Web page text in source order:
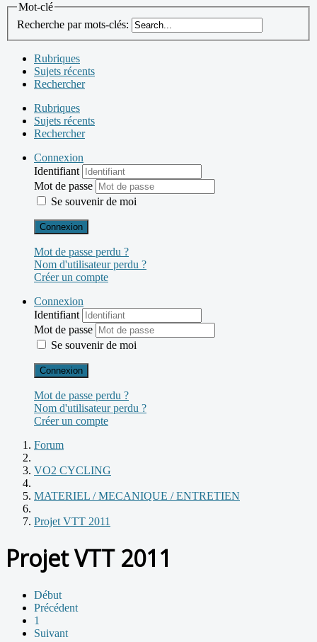
Mot-clé
Recherche par mots-clés:
Rubriques
Sujets récents
Rechercher
Rubriques
Sujets récents
Rechercher
Connexion
Identifiant
Mot de passe
Se souvenir de moi
Connexion
Mot de passe perdu ?
Nom d'utilisateur perdu ?
Créer un compte
Connexion
Identifiant
Mot de passe
Se souvenir de moi
Connexion
Mot de passe perdu ?
Nom d'utilisateur perdu ?
Créer un compte
Forum
VO2 CYCLING
MATERIEL / MECANIQUE / ENTRETIEN
Projet VTT 2011
Projet VTT 2011
Début
Précédent
1
Suivant